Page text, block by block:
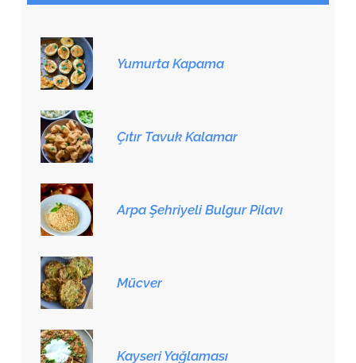
Yumurta Kapama
Çıtır Tavuk Kalamar
Arpa Şehriyeli Bulgur Pilavı
Mücver
Kayseri Yağlaması